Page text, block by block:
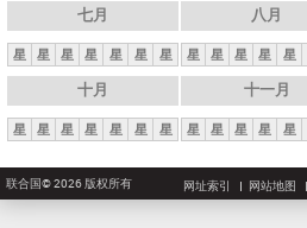
七月
星 星 星 星 星 星 星
八月
星 星 星 星 星
十月
星 星 星 星 星 星 星
十一月
星 星 星 星 星
联合国© 2026 版权所有 网址索引 网站地图